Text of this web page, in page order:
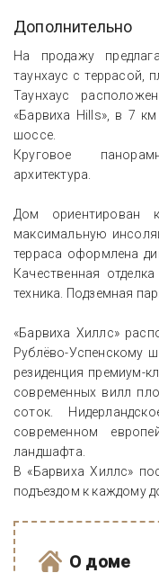
Дополнительно
На продажу
таунхаус с террасой,
Таунхаус
«Барвиха Hills», в 7
шоссе.
Круговое
архитектура.
Дом ориентирован
максимальную
терраса оформлена
Качественная
техника. Подземная
«Барвиха Хиллс»
Рублёво-Успенскому
резиденция премиум-
современных вилл
соток.
современном
ландшафта.
В «Барвиха Хиллс»
подъездом к каждому
О доме